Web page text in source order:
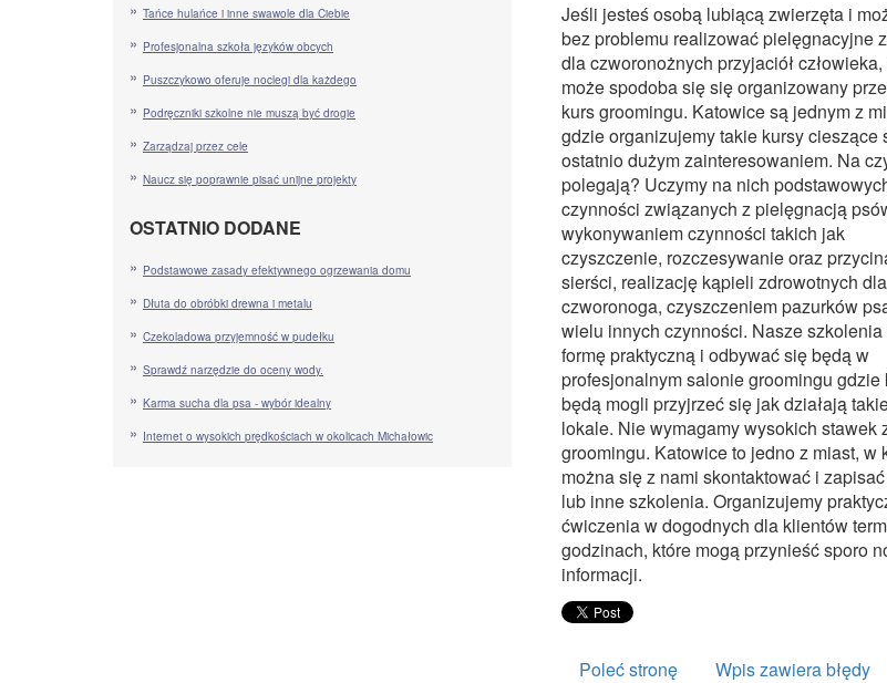
Jeśli jesteś osobą lubiącą zwierzęta i
bez problemu realizować pielęgnacyjne
dla czworonożnych przyjaciół
może spodoba się się organizowany
kurs groomingu. Katowice są jednym z
gdzie organizujemy takie kursy cieszące
ostatnio dużym zainteresowaniem. Na
polegają? Uczymy na nich
czynności związanych z pielęgnacją
wykonywaniem czynności takich jak
czyszczenie, rozczesywanie oraz
sierści, realizację kąpieli zdrowotnych dla
czworonoga, czyszczeniem pazurków
wielu innych czynności. Nasze
formę praktyczną i odbywać się będą w
profesjonalnym salonie groomingu gdzie
będą mogli przyjrzeć się jak działają
lokale. Nie wymagamy wysokich stawek
groomingu. Katowice to jedno z miast, w
można się z nami skontaktować i
lub inne szkolenia. Organizujemy
ćwiczenia w dogodnych dla klientów
godzinach, które mogą przynieść sporo
informacji.
Poleć stronę Wpis zawiera błędy
Tańce hulańce i inne swawole dla Ciebie
Profesjonalna szkoła języków obcych
Puszczykowo oferuje noclegi dla każdego
Podręczniki szkolne nie muszą być drogie
Zarządzaj przez cele
Naucz się poprawnie pisać unijne projekty
OSTATNIO DODANE
Podstawowe zasady efektywnego ogrzewania domu
Dłuta do obróbki drewna i metalu
Czekoladowa przyjemność w pudełku
Sprawdź narzędzie do oceny wody.
Karma sucha dla psa - wybór idealny
Internet o wysokich prędkościach w okolicach Michałowic